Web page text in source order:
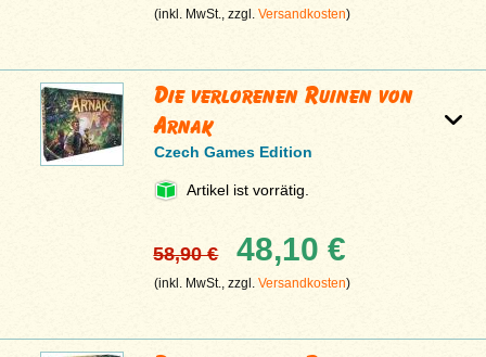
(inkl. MwSt., zzgl.Versandkosten)
Die verlorenen Ruinen von
Arnak
Czech Games Edition
Artikel ist vorrätig.
58,90 € 48,10 €
(inkl. MwSt., zzgl.Versandkosten)